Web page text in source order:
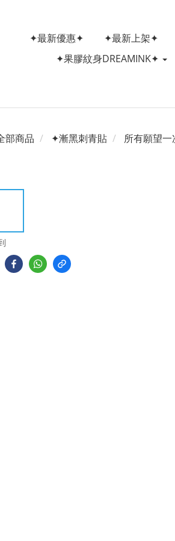
✦最新優惠✦ ✦最新上架✦
✦果膠紋身DREAMINK✦
部商品 ✦漸黑刺青貼 所有願望一